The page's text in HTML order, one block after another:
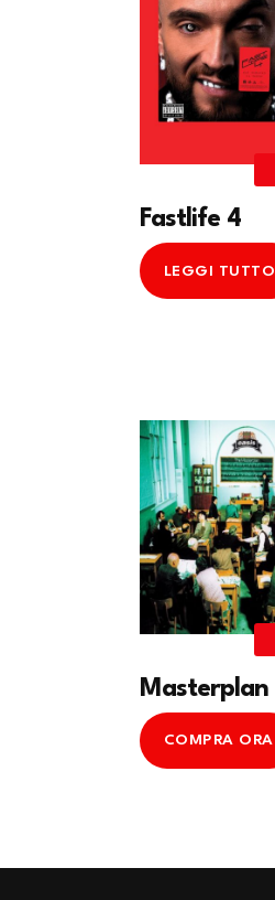
Fastlife 4
LEGGI TUTTO
Masterplan
COMPRA ORA